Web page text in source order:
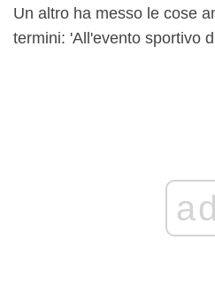
Un altro ha messo le cose
termini: 'All'evento sportivo
ad